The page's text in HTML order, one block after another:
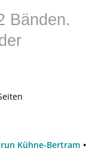
Bänden.
Kühne-Bertram